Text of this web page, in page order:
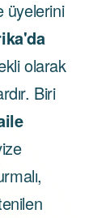
üyelerini
olarak
Biri